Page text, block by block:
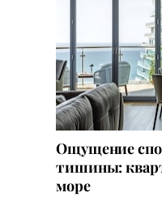
Ощущение
тишины:
море